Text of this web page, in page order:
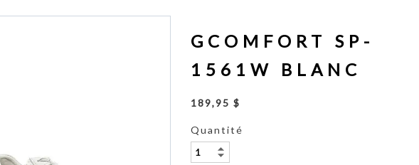
GCOMFORT SP-
1561W BLANC
189,95 $
Quantité